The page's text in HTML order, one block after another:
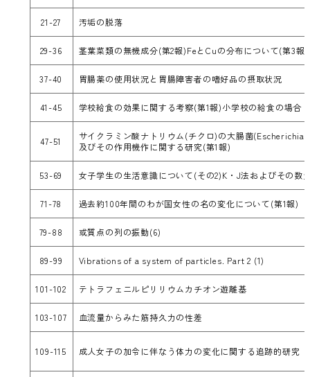
21-27 汚垢の脱落
29-36 茎葉菜類の無機成分(第2報)FeとCuの分布について(第3報
37-40 胃腸薬の使用状況と胃腸障害者の嗜好品の摂取状況
41-45 学校給食の効果に関する考察(第1報)小学校の給食の場合
47-51
サイクラミン酸ナトリウム(チクロ)の大腸菌(Escherichia
及びその作用機作に関する研究(第1報)
53-69 女子学生の生活意識について(その2)K・J法およびその数
71-78 過去約100年間のわが国女性の名の変化について(第1報)
79-88 或質点の列の振動(6)
89-99 Vibrations of a system of particles. Part 2 (1)
101-102 テトラフェニルピリリウムカチオン遊離基
103-107 血流量からみた筋持久力の性差
109-115 成人女子の加令に伴なう体力の変化に関する追跡的研究